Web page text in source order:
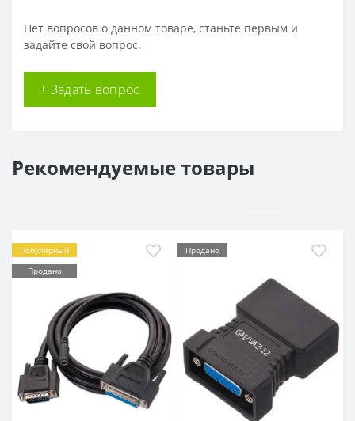
Нет вопросов о данном товаре, станьте первым и
задайте свой вопрос.
+ Задать вопрос
Рекомендуемые товары
Популярный
Продано
Продано